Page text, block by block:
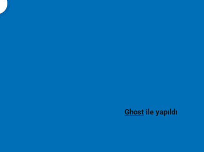
Ghost ile yapıldı